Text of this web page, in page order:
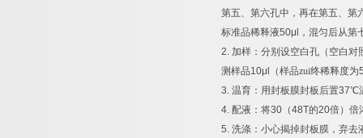
第五、第六孔中，再在第五、第
标准品稀释液50μl
，混匀后从第
2. 加样：分别设空白孔（空白
测样品10μl （样品zui终稀释度为
3. 温育：用封板膜封板后置37℃
4. 配液：将30 （48T的20倍）倍
5. 洗涤：小心揭掉封板膜，弃去